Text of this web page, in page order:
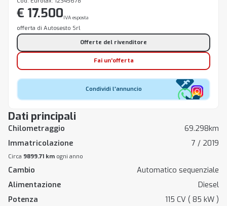
Dati principali
Chilometraggio
69.298km
Immatricolazione
7 / 2019
Circa 9899.71 km ogni anno
Cambio
Automatico sequenziale
Alimentazione
Diesel
Potenza
115 CV ( 85 kW )
€ 17.500IVA esposta
offerta di Autosesto Srl
Offerte del rivenditore
Fai un'offerta
Condividi l'annuncio